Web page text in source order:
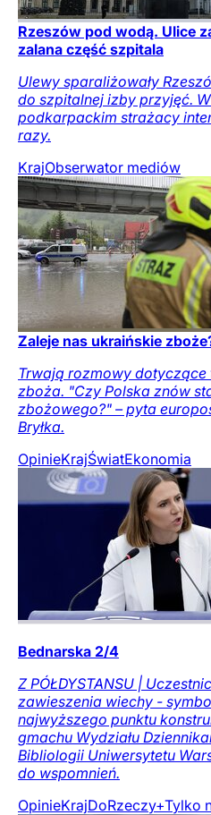
Rzeszów pod wodą. Ulice
zalana część szpitala
Ulewy sparaliżowały
do szpitalnej izby przyjęć.
podkarpackim strażacy
razy.
KrajObserwator mediów
Zaleje nas ukraińskie
Trwają rozmowy
zboża. "Czy Polska znów
zbożowego?" – pyta
Bryłka.
OpinieKrajŚwiatEkonomia
Bednarska 2/4
Z PÓŁDYSTANSU |
zawieszenia wiechy -
najwyższego punktu
gmachu Wydziału
Bibliologii Uniwersytetu
do wspomnień.
OpinieKrajDoRzeczy+Tylko